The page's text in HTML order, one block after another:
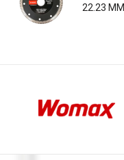
22.23 MM